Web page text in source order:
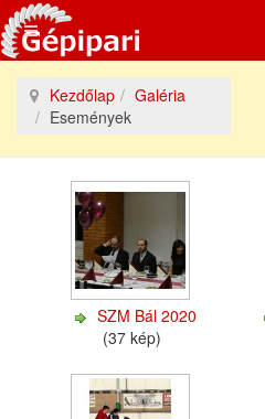
Kezdőlap
Galéria
Események
SZM Bál 2020
(37 kép)